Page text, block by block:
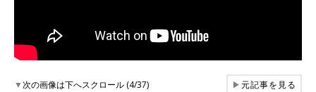
▼次の画像は下へスクロール (4/37) ▶元記事を見る